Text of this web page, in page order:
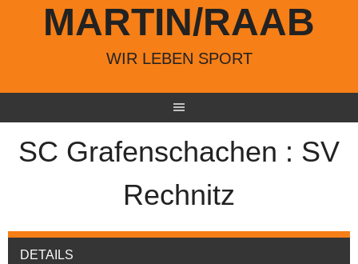
MARTIN/RAAB
WIR LEBEN SPORT
SC Grafenschachen : SV
Rechnitz
DETAILS